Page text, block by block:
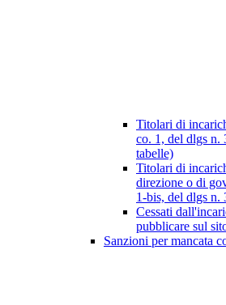
Titolari di
co. 1, del dlgs n.
tabelle)
Titolari di
direzione o di
1-bis, del dlgs n.
Cessati
pubblicare sul
Sanzioni per mancata